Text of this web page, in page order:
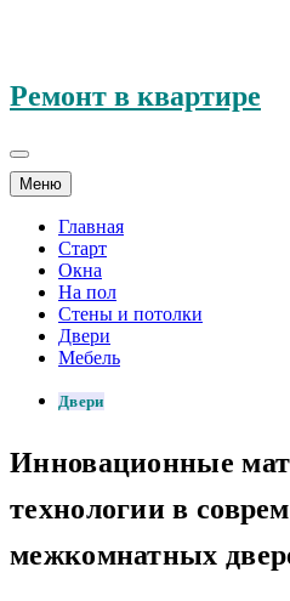
Ремонт в квартире
Меню
Главная
Старт
Окна
На пол
Стены и потолки
Двери
Мебель
Двери
Инновационные
технологии в
межкомнатных